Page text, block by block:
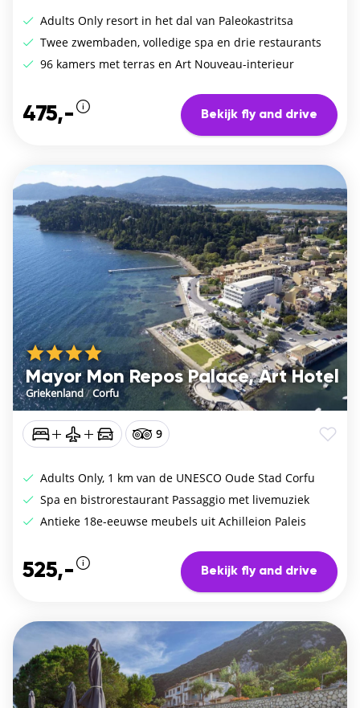
Adults Only resort in het dal van Paleokastritsa
Twee zwembaden, volledige spa en drie restaurants
96 kamers met terras en Art Nouveau-interieur
475,- Bekijk fly and drive
Mayor Mon Repos Palace, Art Hotel
Griekenland/Corfu
9
Adults Only, 1 km van de UNESCO Oude Stad Corfu
Spa en bistrorestaurant Passaggio met livemuziek
Antieke 18e-eeuwse meubels uit Achilleion Paleis
525,- Bekijk fly and drive